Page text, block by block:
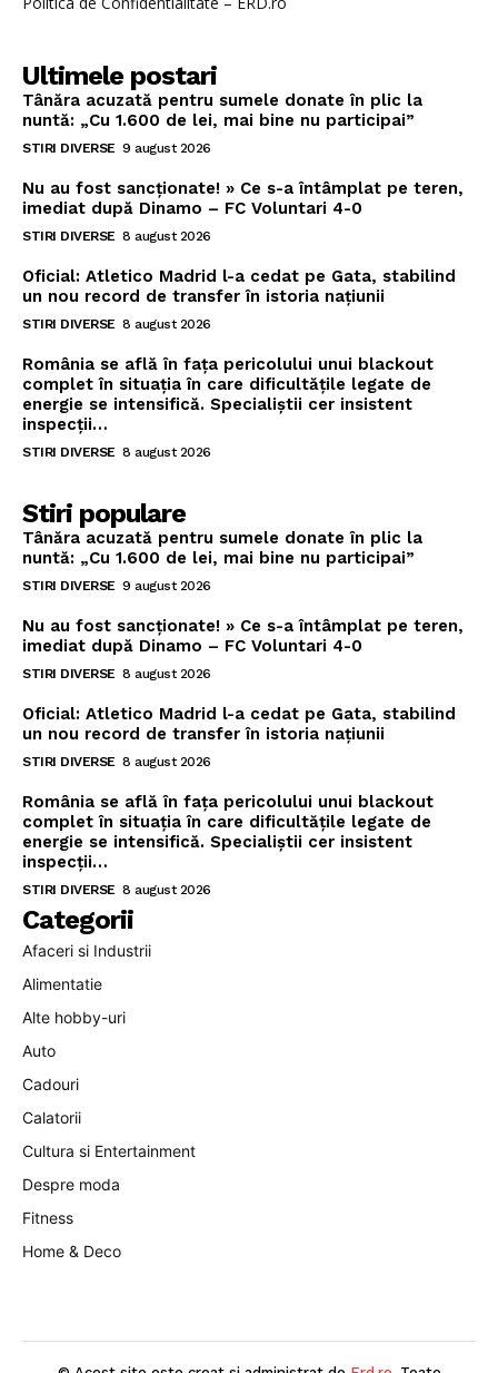
Ultimele postari
Tânăra acuzată pentru sumele donate în plic la
nuntă: „Cu 1.600 de lei, mai bine nu participai”
STIRI DIVERSE 9 august 2026
Nu au fost sancționate! » Ce s-a întâmplat pe teren,
imediat după Dinamo – FC Voluntari 4-0
STIRI DIVERSE 8 august 2026
Oficial: Atletico Madrid l-a cedat pe Gata, stabilind
un nou record de transfer în istoria națiunii
STIRI DIVERSE 8 august 2026
România se află în fața pericolului unui blackout
complet în situația în care dificultățile legate de
energie se intensifică. Specialiștii cer insistent
inspecții…
STIRI DIVERSE 8 august 2026
Stiri populare
Tânăra acuzată pentru sumele donate în plic la
nuntă: „Cu 1.600 de lei, mai bine nu participai”
STIRI DIVERSE 9 august 2026
Nu au fost sancționate! » Ce s-a întâmplat pe teren,
imediat după Dinamo – FC Voluntari 4-0
STIRI DIVERSE 8 august 2026
Oficial: Atletico Madrid l-a cedat pe Gata, stabilind
un nou record de transfer în istoria națiunii
STIRI DIVERSE 8 august 2026
România se află în fața pericolului unui blackout
complet în situația în care dificultățile legate de
energie se intensifică. Specialiștii cer insistent
inspecții…
STIRI DIVERSE 8 august 2026
Categorii
Afaceri si Industrii
Alimentatie
Alte hobby-uri
Auto
Cadouri
Calatorii
Cultura si Entertainment
Despre moda
Fitness
Home & Deco